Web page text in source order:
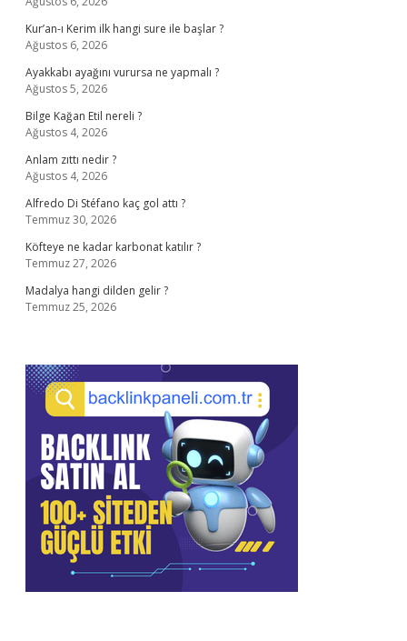
Kur’an-ı Kerim ilk hangi sure ile başlar ?
Ağustos 6, 2026
Ayakkabı ayağını vurursa ne yapmalı ?
Ağustos 5, 2026
Bilge Kağan Etil nereli ?
Ağustos 4, 2026
Anlam zıttı nedir ?
Ağustos 4, 2026
Alfredo Di Stéfano kaç gol attı ?
Temmuz 30, 2026
Köfteye ne kadar karbonat katılır ?
Temmuz 27, 2026
Madalya hangi dilden gelir ?
Temmuz 25, 2026